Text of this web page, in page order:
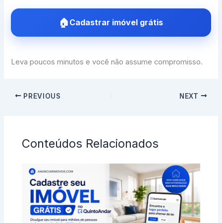
Cadastrar imóvel grátis
Leva poucos minutos e você não assume compromisso.
PREVIOUS NEXT
Conteúdos Relacionados